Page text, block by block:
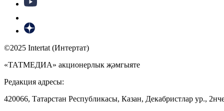
©2025 Intertat (Интертат)
«ТАТМЕДИА» акционерлык җәмгыяте
Редакция адресы:
420066, Татарстан Республикасы, Казан, Декабристлар ур.,